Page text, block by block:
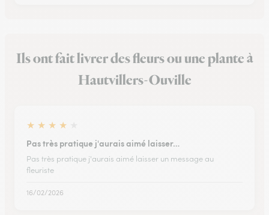
Ils ont fait livrer des fleurs ou une plante à
Hautvillers-Ouville
★ ★ ★ ★
Pas très pratique j'aurais aimé laisser…
Pas très pratique j'aurais aimé laisser un message au
fleuriste
16/02/2026